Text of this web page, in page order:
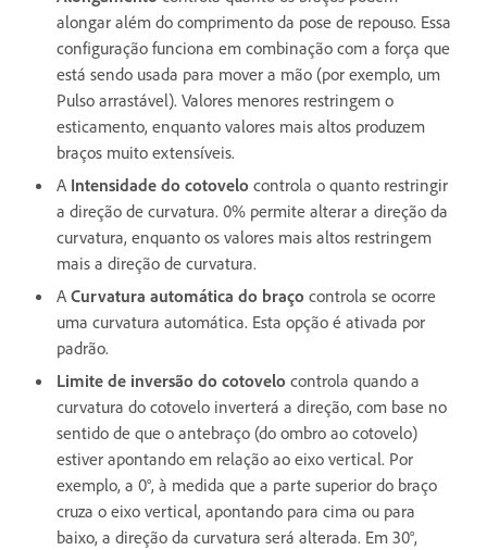
alongar além do comprimento da pose de repouso. Essa
configuração funciona em combinação com a força que
está sendo usada para mover a mão (por exemplo, um
Pulso arrastável). Valores menores restringem o
esticamento, enquanto valores mais altos produzem
braços muito extensíveis.
A Intensidade do cotovelo controla o quanto restringir
a direção de curvatura. 0% permite alterar a direção da
curvatura, enquanto os valores mais altos restringem
mais a direção de curvatura.
A Curvatura automática do braço controla se ocorre
uma curvatura automática. Esta opção é ativada por
padrão.
Limite de inversão do cotovelo controla quando a
curvatura do cotovelo inverterá a direção, com base no
sentido de que o antebraço (do ombro ao cotovelo)
estiver apontando em relação ao eixo vertical. Por
exemplo, a 0°, à medida que a parte superior do braço
cruza o eixo vertical, apontando para cima ou para
baixo, a direção da curvatura será alterada. Em 30°,